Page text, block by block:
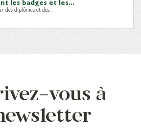
des diplômes et des…
vous à